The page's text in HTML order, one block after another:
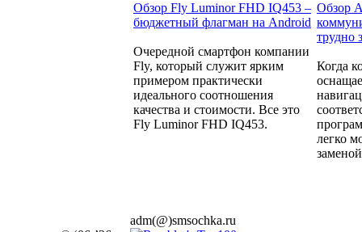
Обзор Fly Luminor FHD IQ453 –
бюджетный флагман на Android
Очередной смартфон компании
Fly, который служит ярким
примером практически
идеального соотношения
качества и стоимости. Все это
Fly Luminor FHD IQ453.
Обзор
трудно
Когда
легко
adm(@)smsochka.ru